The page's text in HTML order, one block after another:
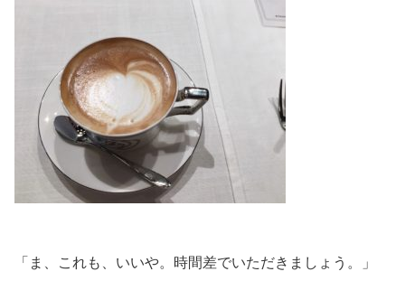
「ま、これも、いいや。時間差でいただきましょう。」